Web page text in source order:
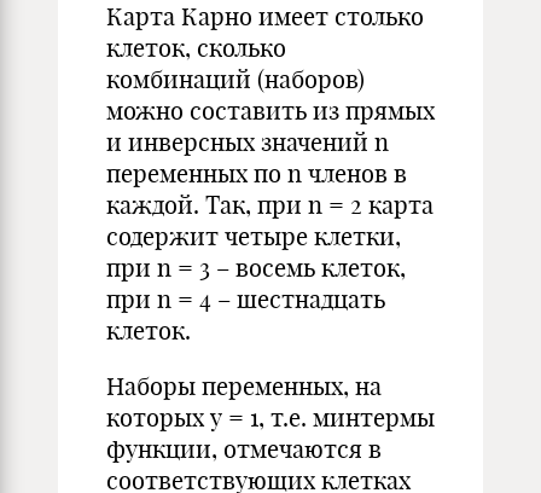
Карта Карно имеет столько
клеток, сколько
комбинаций (наборов)
можно составить из прямых
и инверсных значений n
переменных по n членов в
каждой. Так, при n = 2 карта
содержит четыре клетки,
при n = 3 – восемь клеток,
при n = 4 – шестнадцать
клеток.
Наборы переменных, на
которых у = 1, т.е. минтермы
функции, отмечаются в
соответствующих клетках